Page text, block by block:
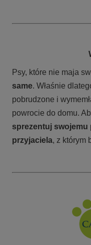
Psy, które nie maja
same. Właśnie
pobrudzone i
powrocie do domu.
sprezentuj
przyjaciela, z którym